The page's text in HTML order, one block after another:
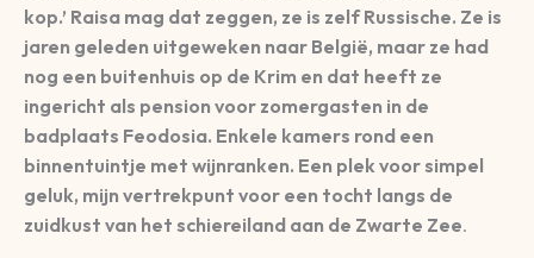
kop.’ Raisa mag dat zeggen, ze is zelf Russische. Ze is
jaren geleden uitgeweken naar België, maar ze had
nog een buitenhuis op de Krim en dat heeft ze
ingericht als pension voor zomergasten in de
badplaats Feodosia. Enkele kamers rond een
binnentuintje met wijnranken. Een plek voor simpel
geluk, mijn vertrekpunt voor een tocht langs de
zuidkust van het schiereiland aan de Zwarte Zee.